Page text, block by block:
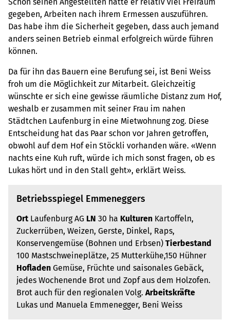
gegeben, Arbeiten nach ihrem Ermessen auszuführen.
Das habe ihm die Sicherheit gegeben, dass auch jemand
anders seinen Betrieb einmal erfolgreich würde führen
können.
Da für ihn das Bauern eine Berufung sei, ist Beni Weiss
froh um die Möglichkeit zur Mitarbeit. Gleichzeitig
wünschte er sich eine gewisse räumliche Distanz zum Hof,
weshalb er zusammen mit seiner Frau im nahen
Städtchen Laufenburg in eine Mietwohnung zog. Diese
Entscheidung hat das Paar schon vor Jahren getroffen,
obwohl auf dem Hof ein Stöckli vorhanden wäre. «Wenn
nachts eine Kuh ruft, würde ich mich sonst fragen, ob es
Lukas hört und in den Stall geht», erklärt Weiss.
Betriebsspiegel Emmeneggers
Ort Laufenburg AG LN 30 ha Kulturen Kartoffeln,
Zuckerrüben, Weizen, Gerste, Dinkel, Raps,
Konservengemüse (Bohnen und Erbsen) Tierbestand
100 Mastschweineplätze, 25 Mutterkühe,150 Hühner
Hofladen Gemüse, Früchte und saisonales Gebäck,
jedes Wochenende Brot und Zopf aus dem Holzofen.
Brot auch für den regionalen Volg. Arbeitskräfte
Lukas und Manuela Emmenegger, Beni Weiss